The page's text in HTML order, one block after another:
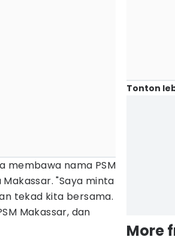
membawa nama PSM
"Saya minta
tekad kita bersama.
Makassar, dan
Tonton
More